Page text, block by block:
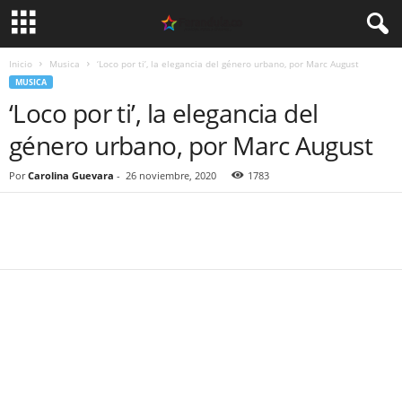
Inicio Musica ‘Loco por ti’, la elegancia del género urbano, por Marc August
MUSICA
‘Loco por ti’, la elegancia del
género urbano, por Marc August
Por Carolina Guevara - 26 noviembre, 2020 1783